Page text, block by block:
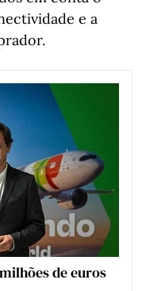
e a
de euros